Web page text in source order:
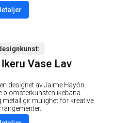
Vase Lav
designet av Jaime Hayón,
blomsterkunsten ikebana.
gir mulighet for kreative